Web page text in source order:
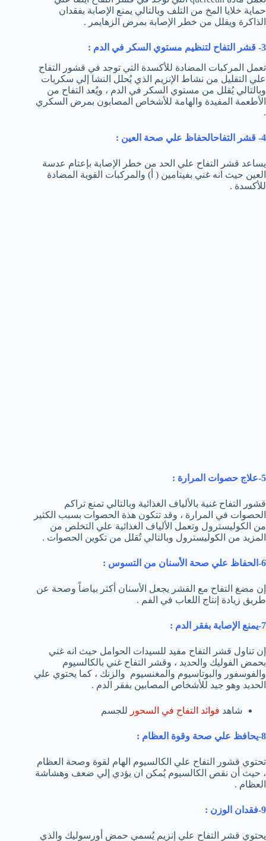
حماية خلايا المخ من التلف وبالتالي يمنع الإصابة بفقدان
الذاكرة ويقلل من خطر الإصابة بمرض الزهايمر .
3- قشر التفاح لتنظيم مستوي السكر في الدم :
تعمل المركبات المضادة للأكسدة التي توجد في قشور التفاح
علي التقليل من نشاط الإنزيم الذي يُحلل النشا إلي سكريات
وبالتالي يُقلل من مستوي السكر في الدم ، ويُعد التفاح من
الأطعمة المفيدة والهامة للأشخاص المصابون بمرض السكري
.
4- قشر التفاحالحفاظ علي صحة العين :
يساعد قشر التفاح علي الحد من خطر الإصابة بإعتام عدسة
العين حيث انه غني بفيتامين ( أ) والمركبات القوية المضادة
للأكسدة .
5-علاج حصوات المرارة :
قشور التفاح غنية بالألياف الغذائية وبالتالي تمنع تراكم
الحصوات في المرارة ، وقد تتكون هذة الحصوات بسبب الكثير
من الكوليسترول وتعمل الألياف الغذائية علي التخلص من
المزيد من الكوليسترول وبالتالي تُقلل من تكوين الحصوات .
6-الحفاظ علي صحة الأسنان من التسوس :
إن مضغ التفاح مع القشر يجعل الأسنان أكثر بياضاً وصحة عن
طريق زيادة إنتاج اللعاب في الفم .
7-يمنع الإصابة بفقر الدم :
إن تناول قشر التفاح مفيد للسيدات الحوامل حيث انه غني
بحمض الفوليك والحديد ، وقشر التفاح غني بالكالسيوم
والفوسفور والبوتاسيوم والمغنسيوم والزنك ، كما يحتوي علي
الحديد وهو جيد للأشخاص المصابين بفقر الدم .
شاهد فوائد التفاح في السحور للجسم
8-يحافظ علي صحة وقوة العظام :
تحتوي قشور التفاح علي الكالسيوم الهام لقوة وصحة العظام
، حيث أن نقص الكالسيوم يُمكن ان يؤدي إلي ضعف وهشاشة
العظام .
9-فقدان الوزن :
يحتوي قشر التفاح علي إنزيم يُسمي حمض أورسوليك والذي